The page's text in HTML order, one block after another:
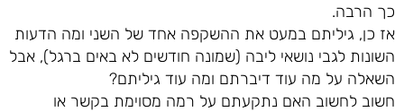
כך הרבה.
אז כן, גיליתם במעט את ההשקפה אחד של השני ומה הדעות
השונות לגבי נושאי ליבה (שמונה חודשים לא באים ברגל), אבל
השאלה על מה עוד דיברתם ומה עוד גיליתם?
חשוב לחשוב האם נתקעתם על רמה מסוימת בקשר או